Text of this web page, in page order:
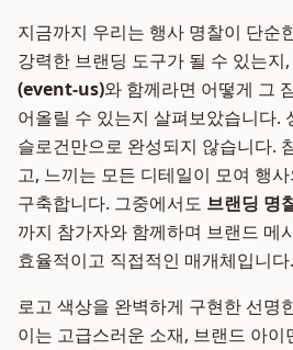
지금까지 우리는 행사 명찰이 단순
강력한 브랜딩 도구가 될 수 있는지
(event-us)와 함께라면 어떻게 그
어올릴 수 있는지 살펴보았습니다.
슬로건만으로 완성되지 않습니다.
고, 느끼는 모든 디테일이 모여 행
구축합니다. 그중에서도 브랜딩 명
까지 참가자와 함께하며 브랜드 메
효율적이고 직접적인 매개체입니다.
로고 색상을 완벽하게 구현한 선명
이는 고급스러운 소재, 브랜드 아